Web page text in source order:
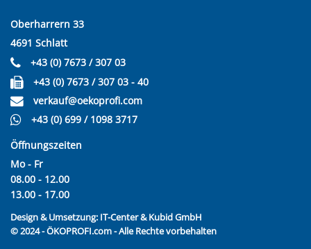
Oberharrern 33
4691 Schlatt
+43 (0) 7673 / 307 03
+43 (0) 7673 / 307 03 - 40
verkauf@oekoprofi.com
+43 (0) 699 / 1098 3717
Öffnungszeiten
Mo - Fr
08.00 - 12.00
13.00 - 17.00
Design & Umsetzung: IT-Center & Kubid GmbH
© 2024 - ÖKOPROFI.com - Alle Rechte vorbehalten